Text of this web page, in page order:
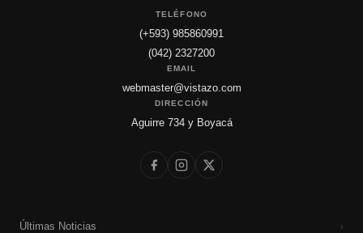
TELÉFONO
(+593) 985860991
(042) 2327200
EMAIL
webmaster@vistazo.com
DIRECCIÓN
Aguirre 734 y Boyacá
Últimas Noticias ›